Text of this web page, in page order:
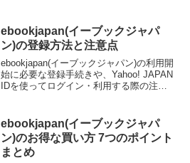
に追加してくれるので、あとは読むだけ
という便利...
ebookjapan(イーブックジャパ
ン)の登録方法と注意点
ebookjapan(イーブックジャパン)の利用開
始に必要な登録手続きや、Yahoo! JAPAN
IDを使ってログイン・利用する際の注意
ebookjapan(イーブックジャパ
ン)のお得な買い方 7つのポイント
まとめ